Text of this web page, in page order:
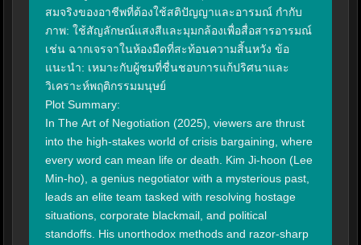
สมจริงของอาชีพที่ต้องใช้สติปัญญาและอารมณ์ กำกับ
ภาพ: ใช้สัญลักษณ์แสงสีและมุมกล้องเพื่อสื่อสารอารมณ์
เช่น ฉากเจรจาในห้องมืดที่สะท้อนความสิ้นหวัง ข้อ
แนะนำ: เหมาะกับผู้ชมที่ชื่นชอบการแก้ปริศนาและ
วิเคราะห์พฤติกรรมมนุษย์
Plot Summary:
In The Art of Negotiation (2025), viewers are thrust
into the high-stakes world of crisis bargaining, where
every word can mean life or death. Kim Ji-hoon (Lee
Min-ho), a genius negotiator with a mysterious past,
leads an elite team tasked with resolving hostage
situations, corporate blackmail, and political
standoffs. His unorthodox methods and razor-sharp